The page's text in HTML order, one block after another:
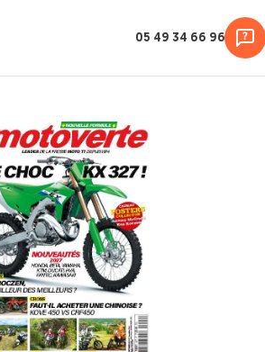
05 49 34 66 96